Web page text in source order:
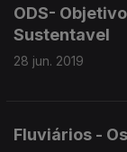
ODS-
Sustentavel
28 jun. 2019
Fluviários -